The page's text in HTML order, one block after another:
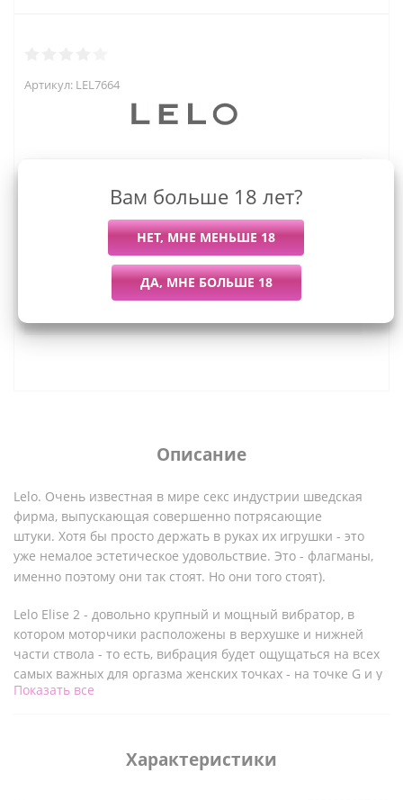
Артикул: LEL7664
Последний раз купили
Более 7 дней назад
Всего купили
Мы работаем с организациями и ИП.
Описание
Lelo. Очень известная в мире секс индустрии шведская
фирма, выпускающая совершенно потрясающие
штуки. Хотя бы просто держать в руках их игрушки - это
уже немалое эстетическое удовольствие. Это - флагманы,
именно поэтому они так стоят. Но они того стоят).
Lelo Elise 2 - довольно крупный и мощный вибратор, в
котором моторчики расположены в верхушке и нижней
части ствола - то есть, вибрация будет ощущаться на всех
самых важных для оргазма женских точках - на точке G и у
входа во влагалище. Плюс легкий, анатомически
Диаметр 3,6-4,2 см. Вес игрушки 210 гр.
Показать все
Характеристики
Вам больше 18 лет?